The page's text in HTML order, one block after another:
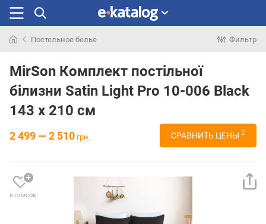
раньше
Постельное белье Фильтр
MirSon Комплект постільної
білизни Satin Light Pro 10-006 Black
143 x 210 см
2 499 — 2 510 грн. СРАВНИТЬ ЦЕНЫ 2
в список